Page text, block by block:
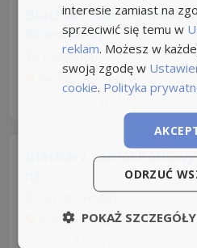
Blacharz
Roeselare)
Deventon
Belgia, Roeselare
deventon.pl
Blacharz
Roeselare, Belgia
interesie zamiast na
sprzeciwić się temu w
reklam. Możesz w
swoją zgodę w
cookie. Polityka
ODRZUĆ
POKAŻ SZCZEGÓŁY